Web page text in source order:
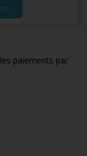
paiements par